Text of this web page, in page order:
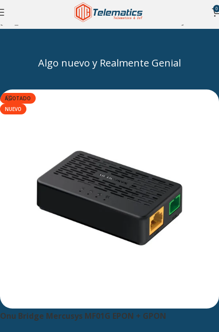
0
[rev_slider slidertitle=”Slider 1″ alias=”slider-1″]
Algo nuevo y Realmente Genial
AGOTADO
NUEVO
Onu Bridge Mercusys MF01G EPON + GPON